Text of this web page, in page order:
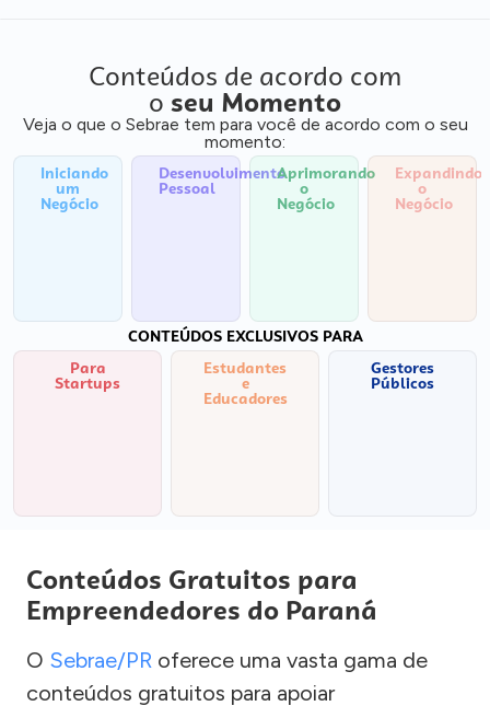
Conteúdos de acordo com
o seu Momento
Veja o que o Sebrae tem para você de acordo com o seu
momento:
Iniciando
um
Negócio
Desenvolvimento
Pessoal
Aprimorando
o
Negócio
Expandindo
o
Negócio
CONTEÚDOS EXCLUSIVOS PARA
Para
Startups
Estudantes
e
Educadores
Gestores
Públicos
Conteúdos Gratuitos para
Empreendedores do Paraná
O Sebrae/PR oferece uma vasta gama de
conteúdos gratuitos para apoiar